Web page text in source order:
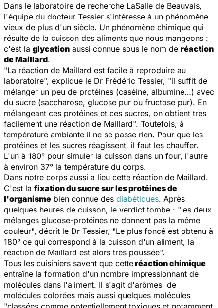
Dans le laboratoire de recherche LaSalle de Beauvais,
l'équipe du docteur Tessier s'intéresse à un phénomène
vieux de plus d'un siècle. Un phénomène chimique qui
résulte de la cuisson des aliments que nous mangeons :
c'est la glycation aussi connue sous le nom de réaction
de Maillard.
"La réaction de Maillard est facile à reproduire au
laboratoire", explique le Dr Frédéric Tessier, "il suffit de
mélanger un peu de protéines (caséine, albumine…) avec
du sucre (saccharose, glucose pur ou fructose pur). En
mélangeant ces protéines et ces sucres, on obtient très
facilement une réaction de Maillard". Toutefois, à
température ambiante il ne se passe rien. Pour que les
protéines et les sucres réagissent, il faut les chauffer.
L'un à 180° pour simuler la cuisson dans un four, l'autre
à environ 37° la température du corps.
Dans notre corps aussi a lieu cette réaction de Maillard.
C'est la fixation du sucre sur les protéines de
l'organisme bien connue des diabétiques. Après
quelques heures de cuisson, le verdict tombe : "les deux
mélanges glucose-protéines ne donnent pas la même
couleur", décrit le Dr Tessier, "Le plus foncé est obtenu à
180° ce qui correspond à la cuisson d'un aliment, la
réaction de Maillard est alors très poussée".
Tous les cuisiniers savent que cetteréaction chimique
entraîne la formation d'un nombre impressionnant de
molécules dans l'aliment. Il s'agit d'arômes, de
molécules colorées mais aussi quelques molécules
"classées comme potentiellement toxiques et notamment